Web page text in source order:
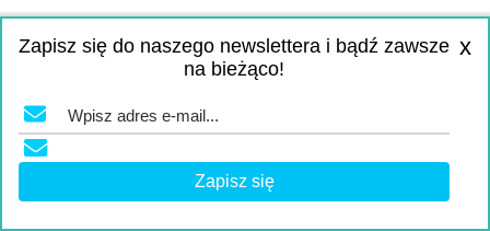
i jednocześnie zawrzeć z prywatną kasą chorych umowę,
na mocy której później będzie można powrócić do
prywatnego ubezpieczenia zdrowotnego na tych samych
warunkach (tzw. Anwartschaftsversicherung).
Inna możliwość: dopóki nie ma się dochodów lub są one
2
Zapisz się do naszego newslettera i bądź zawsze
na bieżąco!
x